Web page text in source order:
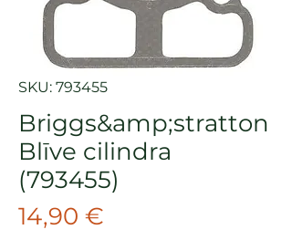
SKU: 793455
Briggs&amp;stratton
Blīve cilindra
(793455)
14,90 €